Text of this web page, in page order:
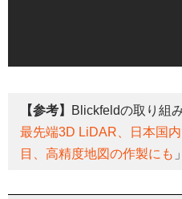
【参考】 Blickfeldの取り組
最先端3D LiDAR、日本国
目、高精度地図の作製にも